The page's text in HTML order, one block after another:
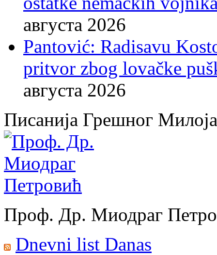
августа 2026
Pantović: Radisavu
pritvor zbog lovačke
августа 2026
Писанија Грешног Милоја
Проф. Др. Миодраг
Dnevni list Danas